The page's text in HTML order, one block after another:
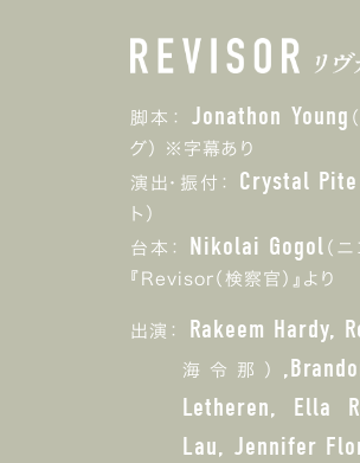
脚本： Jonathon Young
グ） ※字幕あり
演出・振付： Crystal Pite
ト）
台本： Nikolai Gogol （
『Revisor（検察官）』より
出演： Rakeem Hardy,
海令那）
Letheren, Ella
Lau, Jennifer